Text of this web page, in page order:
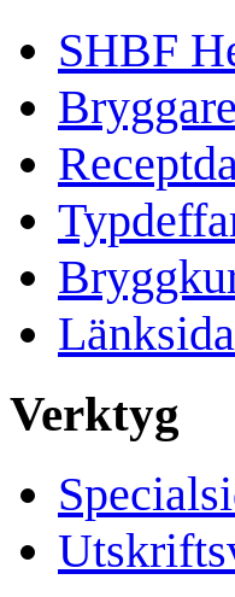
SHBF
Verktyg